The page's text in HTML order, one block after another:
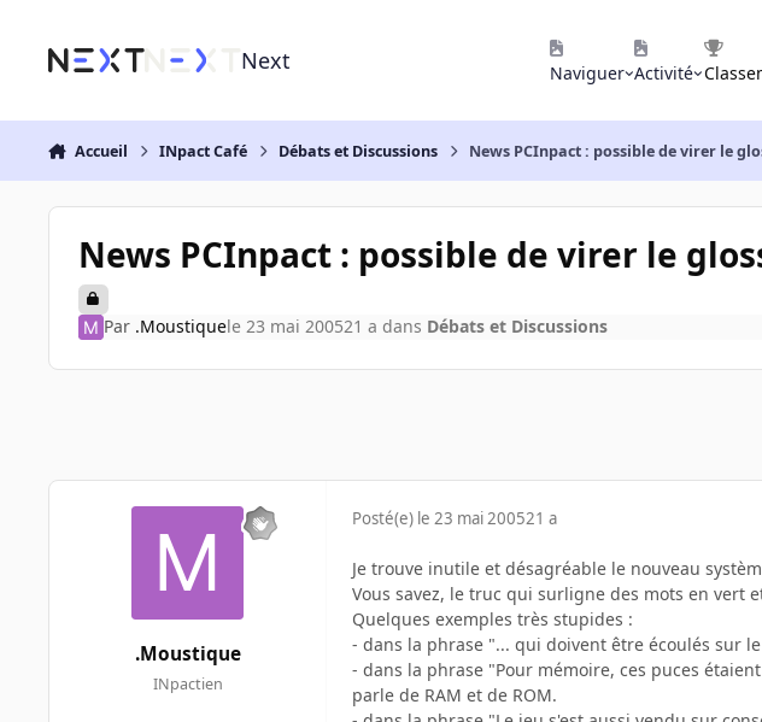
Next Naviguer Activité
Accueil INpact Café Débats et Discussions News PCInpact : possible de virer le
News PCInpact : possible de virer le
Par .Moustiquele 23 mai 200521 a dans Débats et Discussions
.Moustique
INpactien
Posté(e) le 23 mai 200521 a
Je trouve inutile et désagréable le nouveau
Vous savez, le truc qui surligne des mots en
Quelques exemples très stupides :
- dans la phrase "... qui doivent être écoulés sur
- dans la phrase "Pour mémoire, ces puces
parle de RAM et de ROM.